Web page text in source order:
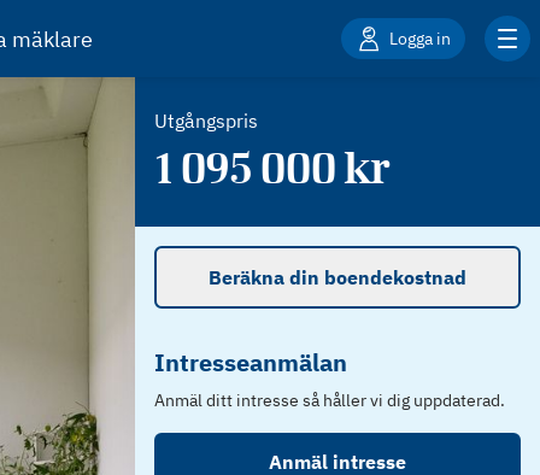
mäklare Logga in
Utgångspris
1 095 000kr
Beräkna din boendekostnad
Intresseanmälan
Anmäl ditt intresse så håller vi dig uppdaterad.
Anmäl intresse